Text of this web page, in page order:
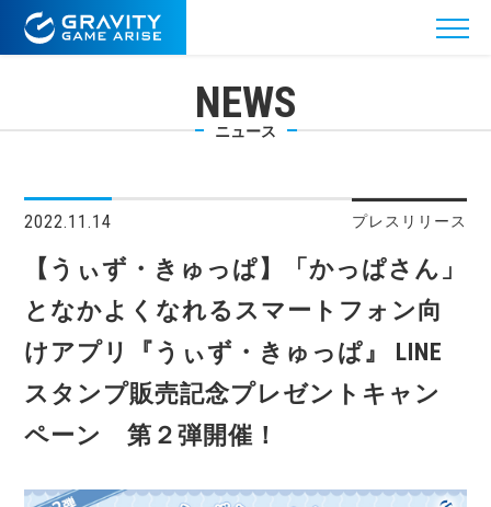
NEWS
ニュース
2022.11.14 プレスリリース
【うぃず・きゅっぱ】「かっぱさん」
となかよくなれるスマートフォン向
けアプリ『うぃず・きゅっぱ』 LINE
スタンプ販売記念プレゼントキャン
ペーン 第２弾開催！